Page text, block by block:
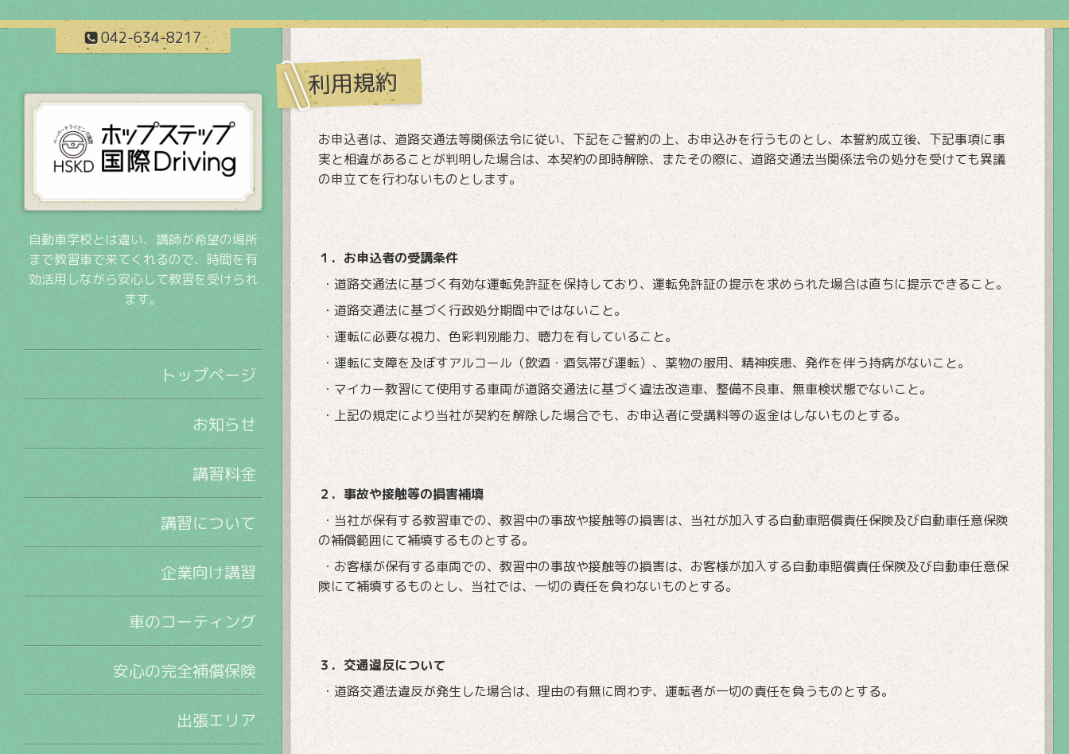
042-634-8217
利用規約
お申込者は、道路交通法等関係法令に従い、下記をご誓約の上、お申込みを行うものとし、本誓約成立後、下記事項に事
実と相違があることが判明した場合は、本契約の即時解除、またその際に、道路交通法当関係法令の処分を受けても異議
の申立てを行わないものとします。
１．お申込者の受講条件
・道路交通法に基づく有効な運転免許証を保持しており、運転免許証の提示を求められた場合は直ちに提示できること。
・道路交通法に基づく行政処分期間中ではないこと。
・運転に必要な視力、色彩判別能力、聴力を有していること。
・運転に支障を及ぼすアルコール（飲酒・酒気帯び運転）、薬物の服用、精神疾患、発作を伴う持病がないこと。
・マイカー教習にて使用する車両が道路交通法に基づく違法改造車、整備不良車、無車検状態でないこと。
・上記の規定により当社が契約を解除した場合でも、お申込者に受講料等の返金はしないものとする。
２．事故や接触等の損害補填
・当社が保有する教習車での、教習中の事故や接触等の損害は、当社が加入する自動車賠償責任保険及び自動車任意保険
の補償範囲にて補填するものとする。
・お客様が保有する車両での、教習中の事故や接触等の損害は、お客様が加入する自動車賠償責任保険及び自動車任意保
険にて補填するものとし、当社では、一切の責任を負わないものとする。
３．交通違反について
・道路交通法違反が発生した場合は、理由の有無に問わず、運転者が一切の責任を負うものとする。
自動車学校とは違い、講師が希望の場所
まで教習車で来てくれるので、時間を有
効活用しながら安心して教習を受けられ
ます。
トップページ
お知らせ
講習料金
講習について
企業向け講習
車のコーティング
安心の完全補償保険
出張エリア